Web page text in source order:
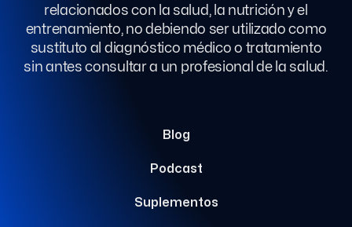
relacionados con la salud, la nutrición y el
entrenamiento, no debiendo ser utilizado como
sustituto al diagnóstico médico o tratamiento
sin antes consultar a un profesional de la salud.
Blog
Podcast
Suplementos